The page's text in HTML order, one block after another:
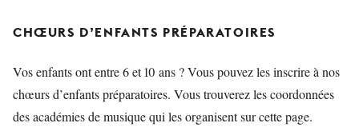
CHŒURS D’ENFANTS PRÉPARATOIRES
Vos enfants ont entre 6 et 10 ans ? Vous pouvez les inscrire à nos
chœurs d’enfants préparatoires. Vous trouverez les coordonnées
des académies de musique qui les organisent sur cette page.